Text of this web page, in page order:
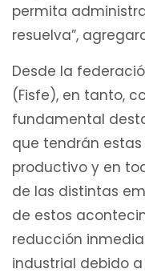
permita
resuelva”,
Desde la
(Fisfe), en tanto,
fundamental
que tendrán
productivo y en
de las distintas
de estos
reducción
industrial debido